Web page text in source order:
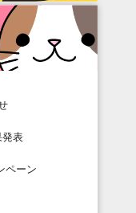
発表
ペーン